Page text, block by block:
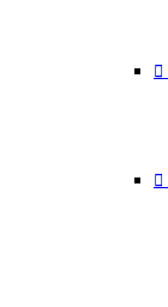

